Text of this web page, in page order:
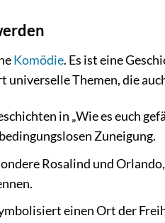
Komödie. Es ist eine
universelle Themen, die
in „Wie es euch
Zuneigung.
Rosalind und
einen Ort der